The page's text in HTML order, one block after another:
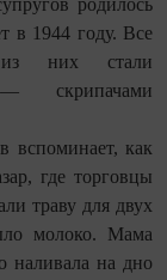
родилось
в 1944 году. Все
из них стали
— скрипачами
вспоминает, как
где торговцы
траву для двух
молоко. Мама
наливала на дно